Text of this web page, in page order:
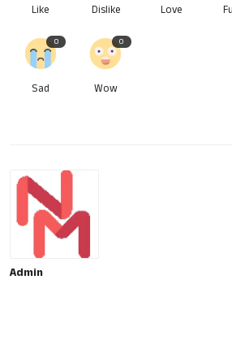
Like Dislike Love
0
Sad
0
Wow
Admin